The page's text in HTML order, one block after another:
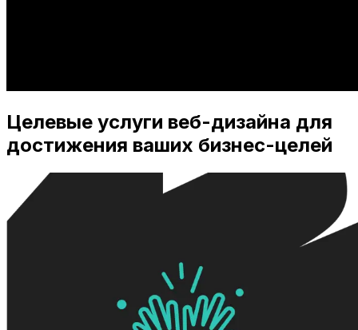
Целевые услуги веб-дизайна для
достижения ваших бизнес-целей